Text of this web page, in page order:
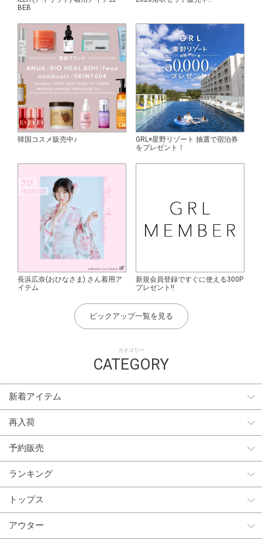
カテゴリー
CATEGORY
新着アイテム
再入荷
予約販売
ランキング
トップス
アウター
BEB
韓国コスメ販売中♪
GRL×星野リゾート 抽選で宿泊券
をプレゼント！
長浜広奈(おひなさま) さん着用ア
イテム
新規会員登録ですぐに使える300P
プレゼント!!
ピックアップ一覧を見る